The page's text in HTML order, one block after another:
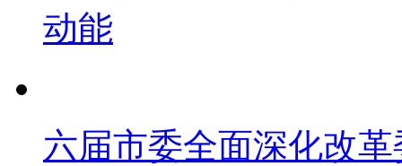
动能
六届市委全面深化改